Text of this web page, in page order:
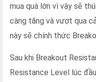
mua quá lớn vì vậy sẽ
càng tăng và vượt qua
này sẽ chính thức
Sau khi Breakout
Resistance Level lúc